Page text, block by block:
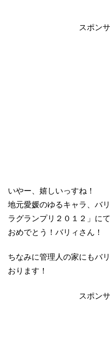
スポン
いやー、嬉しいっすね！
地元愛媛のゆるキャラ、バ
ラグランプリ２０１２」に
おめでとう！バリィさん！
ちなみに管理人の家にもバ
おります！
スポン